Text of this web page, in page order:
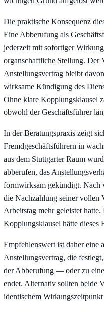
Die praktische Konsequenz
Eine Abberufung als
jederzeit mit sofortiger
organschaftliche Stellung. Der
Anstellungsvertrag bleibt
wirksame Kündigung des
Ohne klare Kopplungsklausel
obwohl der Geschäftsführer
In der Beratungspraxis zeigt
Fremdgeschäftsführern in
aus dem Stuttgarter Raum
abberufen, das
formwirksam gekündigt. Nach
die Nachzahlung seiner
Arbeitstag mehr geleistet
Kopplungsklausel hätte dieses
Empfehlenswert ist daher eine
Anstellungsvertrag, die
der Abberufung — oder zu
endet. Alternativ sollten beide
identischem Wirkungszeitpunkt